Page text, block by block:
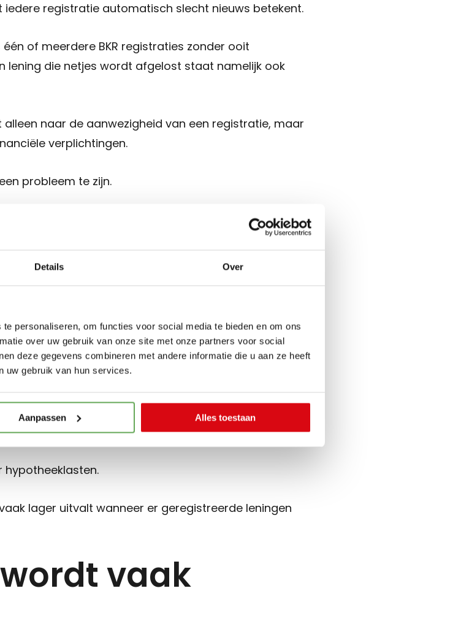
Details Over
personaliseren, om functies voor social media te bieden en om ons
over uw gebruik van onze site met onze partners voor social
deze gegevens combineren met andere informatie die u aan ze heeft
uw gebruik van hun services.
Aanpassen Alles toestaan
registratie automatisch slecht nieuws betekent.
of meerdere BKR registraties zonder ooit
lening die netjes wordt afgelost staat namelijk ook
naar de aanwezigheid van een registratie, maar
verplichtingen.
probleem te zijn.
op je
houden hypotheekverstrekkers daar rekening mee bij
immers al gebruikt voor andere maandelijkse
lager uitvalt wanneer er geregistreerde leningen
vaak